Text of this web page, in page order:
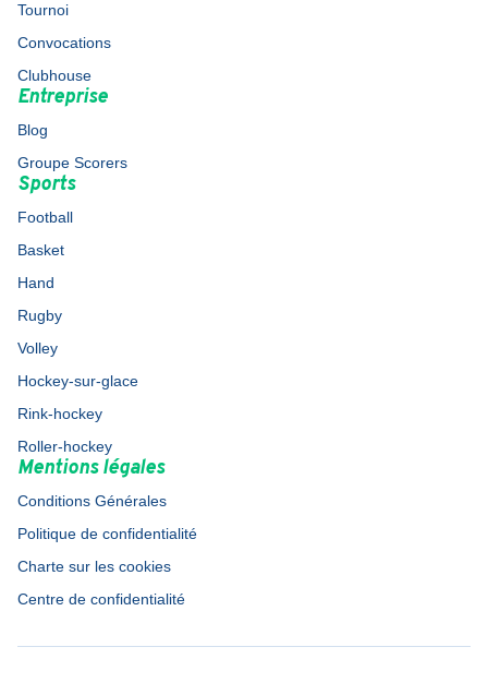
Tournoi
Convocations
Clubhouse
Entreprise
Blog
Groupe Scorers
Sports
Football
Basket
Hand
Rugby
Volley
Hockey-sur-glace
Rink-hockey
Roller-hockey
Mentions légales
Conditions Générales
Politique de confidentialité
Charte sur les cookies
Centre de confidentialité